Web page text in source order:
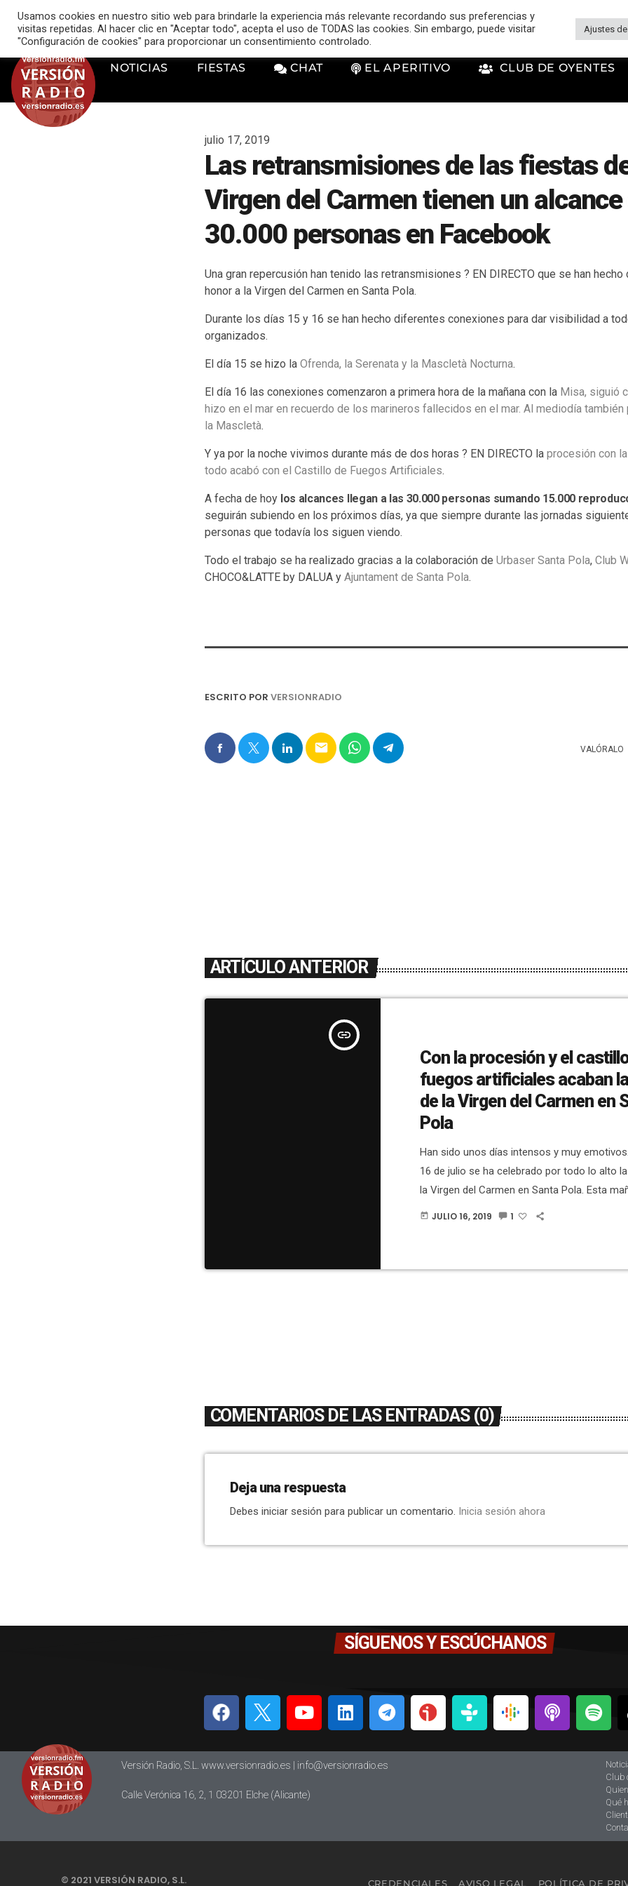
music_note VERSIÓN RADIO
NOTICIAS FIESTAS CHAT EL APERITIVO CLUB DE OYENTES
julio 17, 2019
Las retransmisiones de las fiestas
Virgen del Carmen tienen un alcance
30.000 personas en Facebook
Una gran repercusión han tenido las retransmisiones ? EN DIRECTO que se han
honor a la Virgen del Carmen en Santa Pola.
Durante los días 15 y 16 se han hecho diferentes conexiones para dar visibilidad a
organizados.
El día 15 se hizo la Ofrenda, la Serenata y la Mascletà Nocturna.
El día 16 las conexiones comenzaron a primera hora de la mañana con la Misa, siguió
hizo en el mar en recuerdo de los marineros fallecidos en el mar. Al mediodía
la Mascletà.
Y ya por la noche vivimos durante más de dos horas ? EN DIRECTO la procesión con
todo acabó con el Castillo de Fuegos Artificiales.
A fecha de hoy los alcances llegan a las 30.000 personas sumando 15.000
seguirán subiendo en los próximos días, ya que siempre durante las jornadas
personas que todavía los siguen viendo.
Todo el trabajo se ha realizado gracias a la colaboración de Urbaser Santa Pola, Club
CHOCO&LATTE by DALUA y Ajuntament de Santa Pola.
ESCRITO POR VERSIONRADIO
email VALÓRALO
ARTÍCULO ANTERIOR
insert_link
Con la procesión y el
fuegos artificiales acaban
de la Virgen del Carmen en
Pola
Han sido unos días intensos y muy
16 de julio se ha celebrado por todo lo alto
la Virgen del Carmen en Santa Pola. Esta
hecho la misa, la ofrenda en recuerdo de los
today JULIO 16, 2019 1
COMENTARIOS DE LAS ENTRADAS (0)
Deja una respuesta
Debes iniciar sesión para publicar un comentario. Inicia sesión ahora
SÍGUENOS Y ESCÚCHANOS
Versión Radio, S.L. www.versionradio.es | info@versionradio.es
Calle Verónica 16, 2, 1 03201 Elche (Alicante)
Club
Qué
© 2021 VERSIÓN RADIO, S.L. CREDENCIALES AVISO LEGAL POLÍTICA DE
Usamos cookies en nuestro sitio web para brindarle la experiencia más relevante recordando sus preferencias y
visitas repetidas. Al hacer clic en "Aceptar todo", acepta el uso de TODAS las cookies. Sin embargo, puede visitar
"Configuración de cookies" para proporcionar un consentimiento controlado.
Ajustes